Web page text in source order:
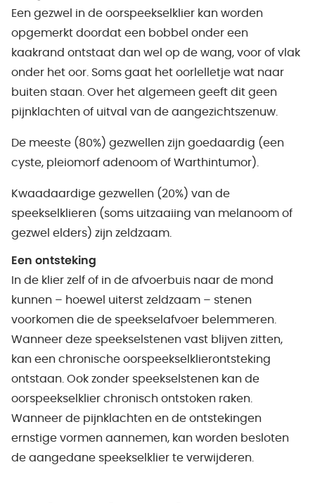
Een gezwel in de oorspeekselklier kan worden
opgemerkt doordat een bobbel onder een
kaakrand ontstaat dan wel op de wang, voor of vlak
onder het oor. Soms gaat het oorlelletje wat naar
buiten staan. Over het algemeen geeft dit geen
pijnklachten of uitval van de aangezichtszenuw.
De meeste (80%) gezwellen zijn goedaardig (een
cyste, pleiomorf adenoom of Warthintumor).
Kwaadaardige gezwellen (20%) van de
speekselklieren (soms uitzaaiing van melanoom of
gezwel elders) zijn zeldzaam.
Een ontsteking
In de klier zelf of in de afvoerbuis naar de mond
kunnen – hoewel uiterst zeldzaam – stenen
voorkomen die de speekselafvoer belemmeren.
Wanneer deze speekselstenen vast blijven zitten,
kan een chronische oorspeekselklierontsteking
ontstaan. Ook zonder speekselstenen kan de
oorspeekselklier chronisch ontstoken raken.
Wanneer de pijnklachten en de ontstekingen
ernstige vormen aannemen, kan worden besloten
de aangedane speekselklier te verwijderen.